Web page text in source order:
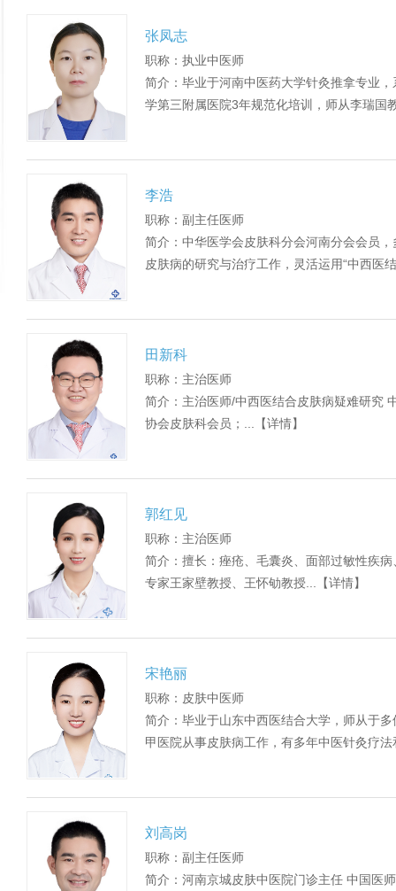
张凤志
职称：执业中医师
简介：毕业于河南中医药大学针灸推拿专业
学第三附属医院3年规范化培训，师从李瑞国
李浩
职称：副主任医师
简介：中华医学会皮肤科分会河南分会会员
皮肤病的研究与治疗工作，灵活运用“中西医
田新科
职称：主治医师
简介：主治医师/中西医结合皮肤病疑难研究
协会皮肤科会员；...
【详情】
郭红见
职称：主治医师
简介：擅长：痤疮、毛囊炎、面部过敏性疾
专家王家壁教授、王怀劬教授...
【详情】
宋艳丽
职称：皮肤中医师
简介：毕业于山东中西医结合大学，师从于
甲医院从事皮肤病工作，有多年中医针灸疗
刘高岗
职称：副主任医师
简介：河南京城皮肤中医院门诊主任 中国医